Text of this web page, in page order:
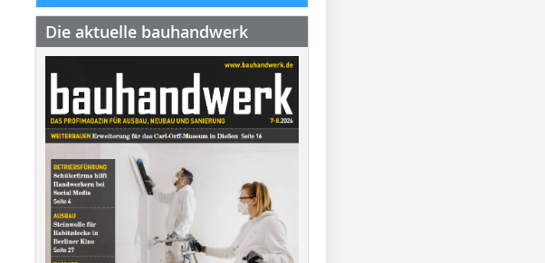
Die aktuelle bauhandwerk